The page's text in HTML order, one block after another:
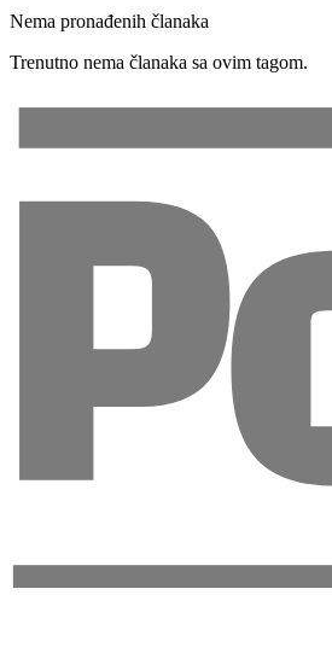
Nema pronađenih članaka
Trenutno nema članaka sa ovim tagom.